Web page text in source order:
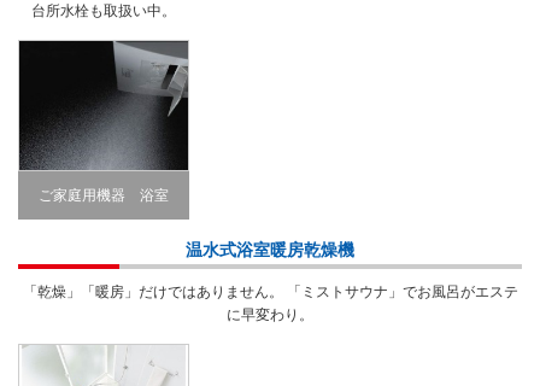
台所水栓も取扱い中。
ご家庭用機器 浴室
温水式浴室暖房乾燥機
「乾燥」「暖房」だけではありません。 「ミストサウナ」でお風呂がエステ
に早変わり。